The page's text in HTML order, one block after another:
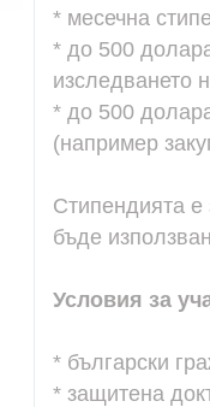
* месечна
* до 500
изследването
* до 500
(например
Стипендията е
бъде
Условия за
* български
* защитена